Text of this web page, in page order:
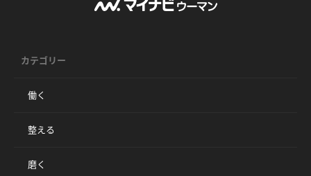
カテゴリー
働く
整える
磨く